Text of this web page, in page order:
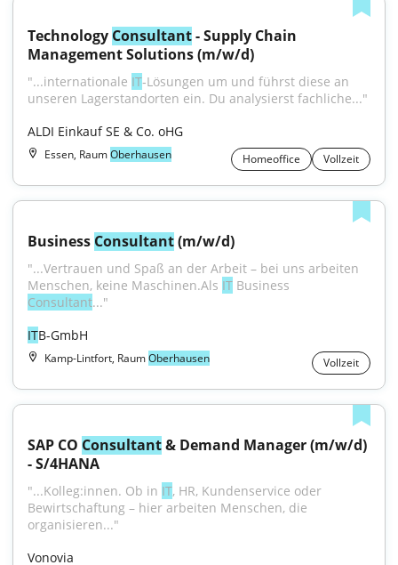
Technology Consultant - Supply Chain
Management Solutions (m/w/d)
"...internationale IT‑Lösungen um und führst diese an
unseren Lagerstandorten ein. Du analysierst fachliche..."
ALDI Einkauf SE & Co. oHG
Essen, RaumOberhausen Homeoffice Vollzeit
Business Consultant (m/w/d)
"...Vertrauen und Spaß an der Arbeit – bei uns arbeiten
Menschen, keine Maschinen.Als IT
Consultant..."
ITB-GmbH
Kamp-Lintfort, RaumOberhausen Vollzeit
SAP CO Consultant & Demand Manager (m/w/d)
- S/4HANA
"...Kolleg:innen. Ob in IT, HR, Kundenservice oder
Bewirtschaftung – hier arbeiten Menschen, die
organisieren..."
Vonovia